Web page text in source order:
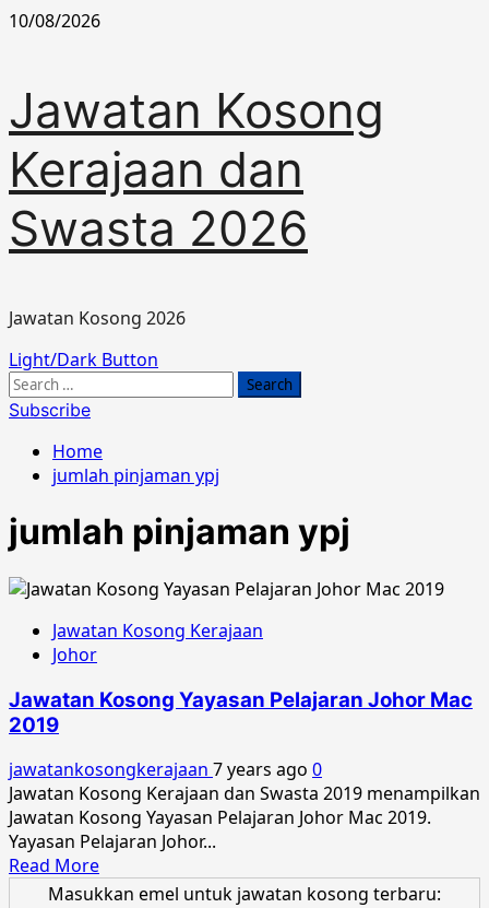
Skip
10/08/2026
Jawatan Kosong
Kerajaan dan
Swasta 2026
Jawatan Kosong 2026
Primary
Menu
Light/Dark Button
Search
for:
Subscribe
Home
jumlah pinjaman ypj
jumlah pinjaman ypj
Jawatan Kosong Kerajaan
Johor
Jawatan Kosong Yayasan Pelajaran Johor Mac
2019
jawatankosongkerajaan 7 years ago 0
Jawatan Kosong Kerajaan dan Swasta 2019 menampilkan
Jawatan Kosong Yayasan Pelajaran Johor Mac 2019.
Yayasan Pelajaran Johor...
Read MoreRead
more
Masukkan emel untuk jawatan kosong terbaru: